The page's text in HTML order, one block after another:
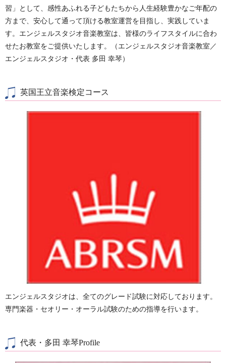
習」として、感性あふれる子どもたちから人生経験豊かなご年配の
方まで、安心して通って頂ける教室運営を目指し、実践していま
す。 エンジェルスタジオ音楽教室は、皆様のライフスタイルに合わ
せたお教室をご提供いたします。
（エンジェルスタジオ音楽教室／
エンジェルスタジオ・代表 多田 幸琴）
英国王立音楽検定コース
エンジェルスタジオは、全てのグレード試験に対応しております。
専門楽器・セオリー・オーラル試験のための指導を行います。
代表・多田 幸琴Profile